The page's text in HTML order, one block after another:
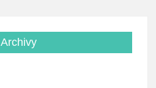
Archivy